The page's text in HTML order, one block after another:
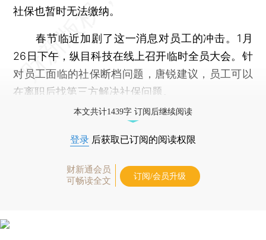
社保也暂时无法缴纳。
春节临近加剧了这一消息对员工的冲击。1月
26日下午，纵目科技在线上召开临时全员大会。针
对员工面临的社保断档问题，唐锐建议，员工可以
在离职后找第三方解决社保问题。
本文共计1439字 订阅后继续阅读
登录 后获取已订阅的阅读权限
财新通会员
可畅读全文
订阅/会员升级